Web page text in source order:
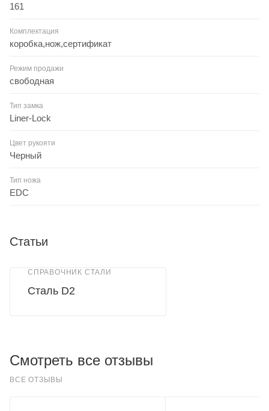
161
Комплектация
коробка,нож,сертификат
Режим продажи
свободная
Тип замка
Liner-Lock
Цвет рукояти
Черный
Тип ножа
EDC
Статьи
СПРАВОЧНИК СТАЛИ
Сталь D2
Смотреть все отзывы
ВСЕ ОТЗЫВЫ